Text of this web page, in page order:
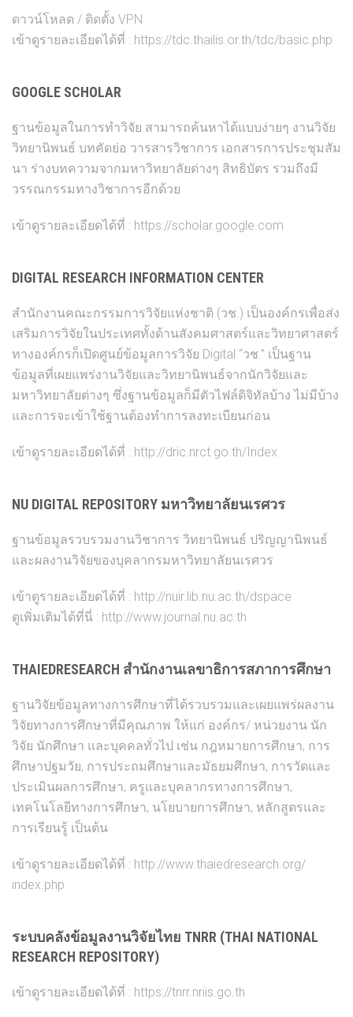
ดาวน์โหลด / ติดตั้ง VPN
เข้าดูรายละเอียดได้ที่ : https://tdc.thailis.or.th/tdc/basic.php
GOOGLE SCHOLAR
ฐานข้อมูลในการทำวิจัย สามารถค้นหาได้แบบง่ายๆ งานวิจัย
วิทยานิพนธ์ บทคัดย่อ วารสารวิชาการ เอกสารการประชุมสัม
นา ร่างบทความจากมหาวิทยาลัยต่างๆ สิทธิบัตร รวมถึงมี
วรรณกรรมทางวิชาการอีกด้วย
เข้าดูรายละเอียดได้ที่ : https://scholar.google.com
DIGITAL RESEARCH INFORMATION CENTER
สำนักงานคณะกรรมการวิจัยแห่งชาติ (วช.) เป็นองค์กรเพื่อส่ง
เสริมการวิจัยในประเทศทั้งด้านสังคมศาสตร์และวิทยาศาสตร์
ทางองค์กรก็เปิดศูนย์ข้อมูลการวิจัย Digital “วช.” เป็นฐาน
ข้อมูลที่เผยแพร่งานวิจัยและวิทยานิพนธ์จากนักวิจัยและ
มหาวิทยาลัยต่างๆ ซึ่งฐานข้อมูลก็มีตัวไฟล์ดิจิทัลบ้าง ไม่มีบ้าง
และการจะเข้าใช้ฐานต้องทำการลงทะเบียนก่อน
เข้าดูรายละเอียดได้ที่ : http://dric.nrct.go.th/Index
NU DIGITAL REPOSITORY มหาวิทยาลัยนเรศวร
ฐานข้อมูลรวบรวมงานวิชาการ วิทยานิพนธ์ ปริญญานิพนธ์
และผลงานวิจัยของบุคลากรมหาวิทยาลัยนเรศวร
เข้าดูรายละเอียดได้ที่ : http://nuir.lib.nu.ac.th/dspace
ดูเพิ่มเติมได้ที่นี่ : http://www.journal.nu.ac.th
THAIEDRESEARCH สำนักงานเลขาธิการสภาการศึกษา
ฐานวิจัยข้อมูลทางการศึกษาที่ได้รวบรวมและเผยแพร่ผลงาน
วิจัยทางการศึกษาที่มีคุณภาพ ให้แก่ องค์กร/ หน่วยงาน นัก
วิจัย นักศึกษา และบุคคลทั่วไป เช่น กฎหมายการศึกษา, การ
ศึกษาปฐมวัย, การประถมศึกษาและมัธยมศึกษา, การวัดและ
ประเมินผลการศึกษา, ครูและบุคลากรทางการศึกษา,
เทคโนโลยีทางการศึกษา, นโยบายการศึกษา, หลักสูตรและ
การเรียนรู้ เป็นต้น
เข้าดูรายละเอียดได้ที่ : http://www.thaiedresearch.org/
index.php
ระบบคลังข้อมูลงานวิจัยไทย TNRR (THAI NATIONAL
RESEARCH REPOSITORY)
เข้าดูรายละเอียดได้ที่ : https://tnrr.nriis.go.th